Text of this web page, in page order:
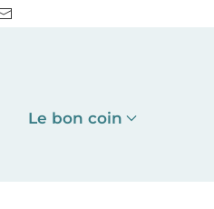
Le bon coin